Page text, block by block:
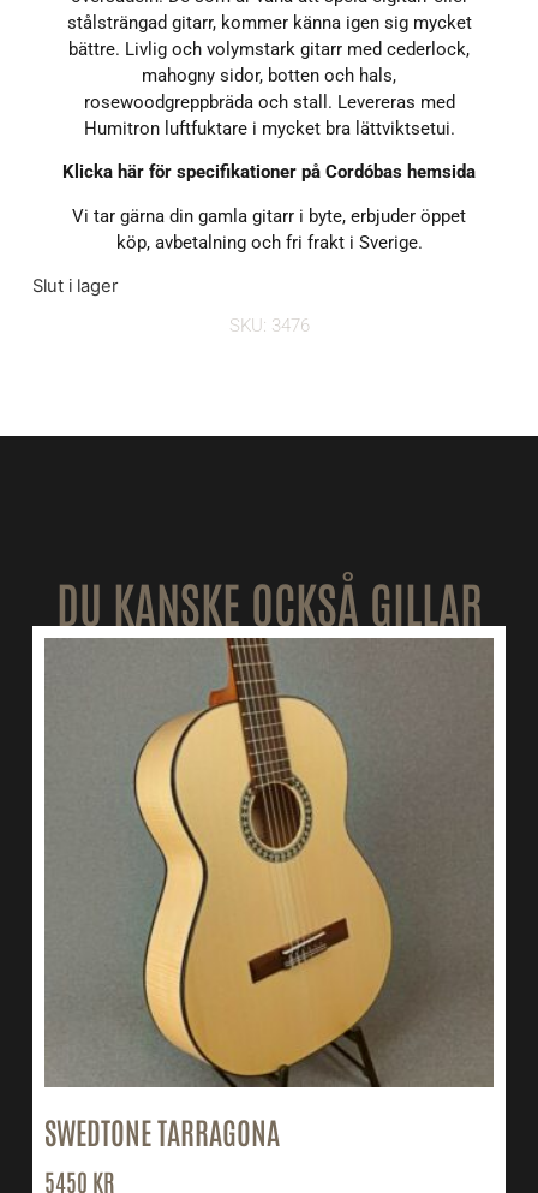
stålsträngad gitarr, kommer känna igen sig mycket
bättre. Livlig och volymstark gitarr med cederlock,
mahogny sidor, botten och hals,
rosewoodgreppbräda och stall. Levereras med
Humitron luftfuktare i mycket bra lättviktsetui.
Klicka här för specifikationer på Cordóbas hemsida
Vi tar gärna din gamla gitarr i byte, erbjuder öppet
köp, avbetalning och fri frakt i Sverige.
Slut i lager
SKU: 3476
DU KANSKE OCKSÅ GILLAR
SWEDTONE TARRAGONA
5450 KR